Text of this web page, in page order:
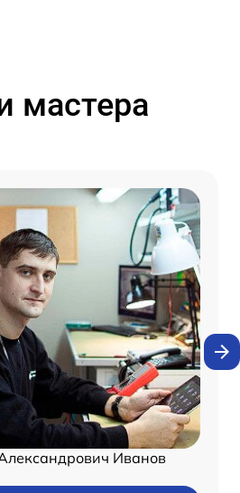
мастера
Иванов